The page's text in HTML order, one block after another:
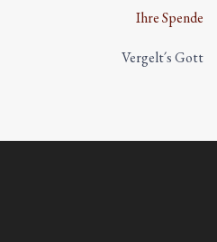
Ihre Spende
Vergelt´s Gott